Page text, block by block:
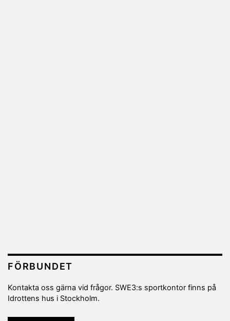
FÖRBUNDET
Kontakta oss gärna vid frågor. SWE3:s sportkontor finns på
Idrottens hus i Stockholm.